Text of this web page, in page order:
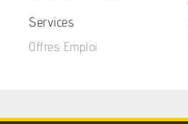
Services
Offres Emploi